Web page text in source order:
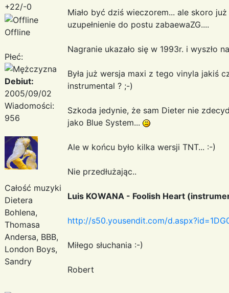
+22/-0
Offline
Płeć:
Debiut:
2005/09/02
Wiadomości:
956
Całość muzyki
Dietera
Bohlena,
Thomasa
Andersa, BBB,
London Boys,
Sandry
Miało być dziś wieczorem... ale skoro
uzupełnienie do postu zabaewaZG....
Nagranie ukazało się w 1993r. i wyszło
Była już wersja maxi z tego vinyla jakiś
instrumental ? ;-)
Szkoda jedynie, że sam Dieter nie
jako Blue System...
Ale w końcu było kilka wersji TNT... :-)
Nie przedłużając..
Luis KOWANA - Foolish Heart
http://s50.yousendit.com/
Miłego słuchania :-)
Robert